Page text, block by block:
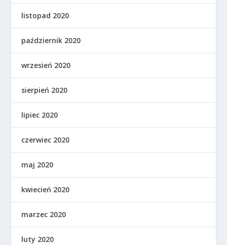
listopad 2020
październik 2020
wrzesień 2020
sierpień 2020
lipiec 2020
czerwiec 2020
maj 2020
kwiecień 2020
marzec 2020
luty 2020